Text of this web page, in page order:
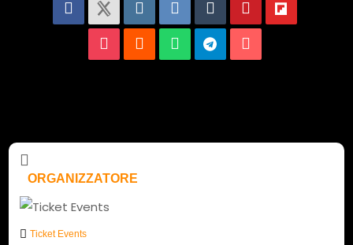
ORGANIZZATORE
Ticket Events